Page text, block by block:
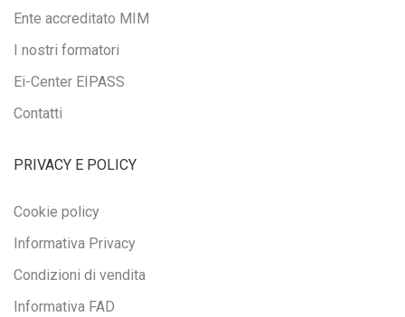
Ente accreditato MIM
I nostri formatori
Ei-Center EIPASS
Contatti
PRIVACY E POLICY
Cookie policy
Informativa Privacy
Condizioni di vendita
Informativa FAD